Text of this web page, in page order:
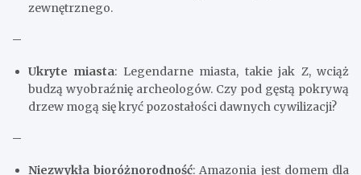
zewnętrznego.
–
Ukryte miasta: Legendarne miasta, takie jak Z, wciąż
budzą wyobraźnię archeologów. Czy pod gęstą pokrywą
drzew mogą się kryć pozostałości dawnych cywilizacji?
–
Niezwykła bioróżnorodność: Amazonia jest domem dla